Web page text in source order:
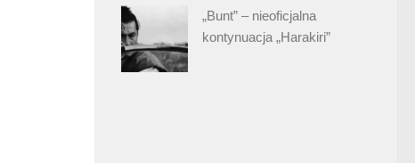
„Bunt” – nieoficjalna
kontynuacja „Harakiri”